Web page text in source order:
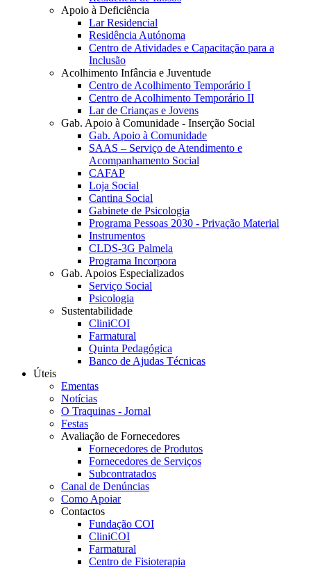
Apoio à Deficiência
Lar Residencial
Residência Autónoma
Centro de Atividades e Capacitação para a
Inclusão
Acolhimento Infância e Juventude
Centro de Acolhimento Temporário I
Centro de Acolhimento Temporário II
Lar de Crianças e Jovens
Gab. Apoio à Comunidade - Inserção Social
Gab. Apoio à Comunidade
SAAS – Serviço de Atendimento e
Acompanhamento Social
CAFAP
Loja Social
Cantina Social
Gabinete de Psicologia
Programa Pessoas 2030 - Privação Material
Instrumentos
CLDS-3G Palmela
Programa Incorpora
Gab. Apoios Especializados
Serviço Social
Psicologia
Sustentabilidade
CliniCOI
Farmatural
Quinta Pedagógica
Banco de Ajudas Técnicas
Úteis
Ementas
Notícias
O Traquinas - Jornal
Festas
Avaliação de Fornecedores
Fornecedores de Produtos
Fornecedores de Serviços
Subcontratados
Canal de Denúncias
Como Apoiar
Contactos
Fundação COI
CliniCOI
Farmatural
Centro de Fisioterapia